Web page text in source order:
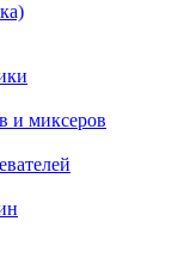
и миксеров